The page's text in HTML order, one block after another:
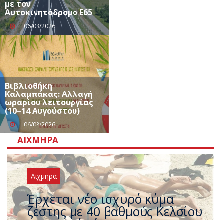
με τον
Αυτοκινητόδρομο Ε65
06/08/2026
Βιβλιοθήκη
Καλαμπάκας: Αλλαγή
ωραρίου λειτουργίας
(10–14 Αυγούστου)
06/08/2026
ΑΙΧΜΗΡΆ
Αιχμηρά
Άφαντος ο Τσίπρας… την ώρα
που η χώρα καίγεται